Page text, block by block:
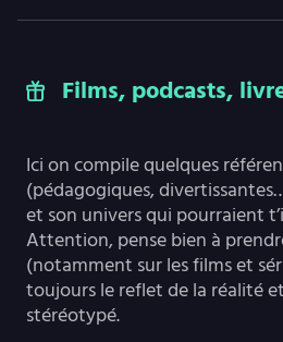
Films, podcasts,
Ici on compile quelques
(pédagogiques,
et son univers qui pourraient
Attention, pense bien à
(notamment sur les films et
toujours le reflet de la réalité
stéréotypé.